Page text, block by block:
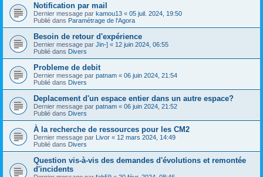
Notification par mail
Dernier message par kamou13 « 05 juil. 2024, 19:50
Publié dans Paramétrage de l'Agora
Besoin de retour d'expérience
Dernier message par Jin-] « 12 juin 2024, 06:55
Publié dans Divers
Probleme de debit
Dernier message par patnam « 06 juin 2024, 21:54
Publié dans Divers
Deplacement d'un espace entier dans un autre espace?
Dernier message par patnam « 06 juin 2024, 21:52
Publié dans Divers
À la recherche de ressources pour les CM2
Dernier message par Livor « 12 mars 2024, 14:49
Publié dans Divers
Question vis-à-vis des demandes d'évolutions et remontée
d'incidents